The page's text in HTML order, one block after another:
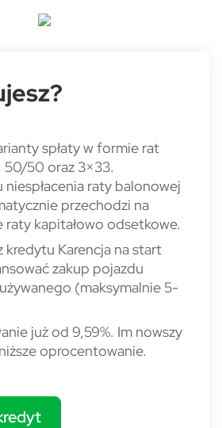
banerowe - co
spłaty w formie rat
50/50 oraz 3×33.
niespłacenia raty balonowej
przechodzi na
raty kapitałowo odsetkowe.
kredytu Karencja na start
zakup pojazdu
(maksymalnie 5-
już od 9,59%. Im nowszy
oprocentowanie.